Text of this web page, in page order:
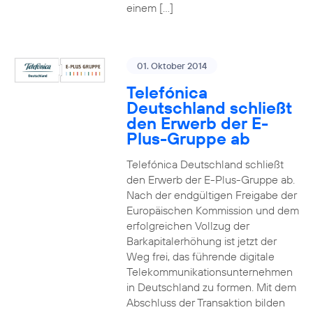
einem […]
01. Oktober 2014
Telefónica
Deutschland schließt
den Erwerb der E-
Plus-Gruppe ab
Telefónica Deutschland schließt
den Erwerb der E-Plus-Gruppe ab.
Nach der endgültigen Freigabe der
Europäischen Kommission und dem
erfolgreichen Vollzug der
Barkapitalerhöhung ist jetzt der
Weg frei, das führende digitale
Telekommunikationsunternehmen
in Deutschland zu formen. Mit dem
Abschluss der Transaktion bilden